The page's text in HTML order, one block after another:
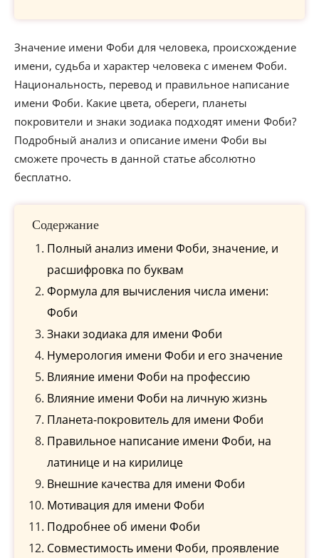
Значение имени Фоби для человека, происхождение
имени, судьба и характер человека с именем Фоби.
Национальность, перевод и правильное написание
имени Фоби. Какие цвета, обереги, планеты
покровители и знаки зодиака подходят имени Фоби?
Подробный анализ и описание имени Фоби вы
сможете прочесть в данной статье абсолютно
бесплатно.
Содержание
Полный анализ имени Фоби, значение, и
расшифровка по буквам
Формула для вычисления числа имени:
Фоби
Знаки зодиака для имени Фоби
Нумерология имени Фоби и его значение
Влияние имени Фоби на профессию
Влияние имени Фоби на личную жизнь
Планета-покровитель для имени Фоби
Правильное написание имени Фоби, на
латинице и на кирилице
Внешние качества для имени Фоби
Мотивация для имени Фоби
Подробнее об имени Фоби
Совместимость имени Фоби, проявление